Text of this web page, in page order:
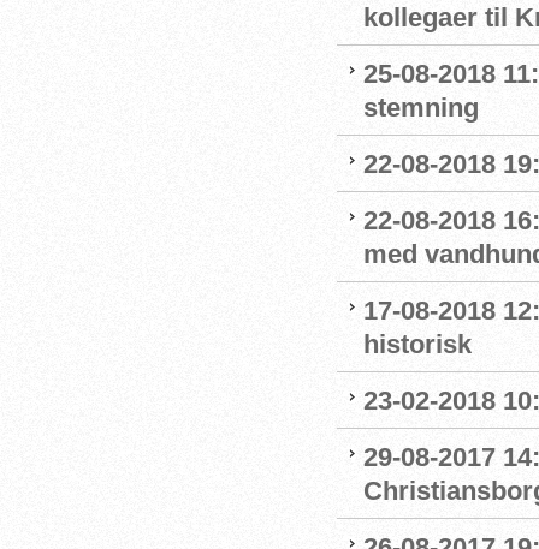
kollegaer til
25-08-2018
stemning
22-08-2018
22-08-2018
med
17-08-2018
historisk
23-02-2018
29-08-2017